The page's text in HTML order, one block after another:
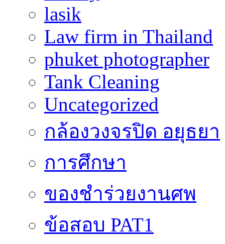
lasik
Law firm in Thailand
phuket photographer
Tank Cleaning
Uncategorized
กล้องวงจรปิด อยุธยา
การศึกษา
ของชำร่วยงานศพ
ข้อสอบ PAT1